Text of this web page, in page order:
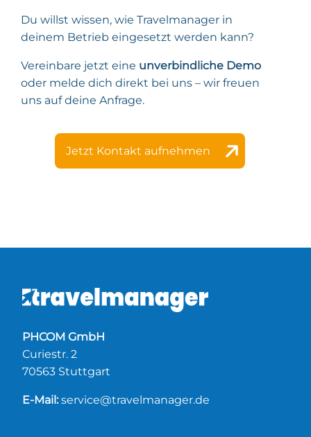
Du willst wissen, wie Travelmanager in
deinem Betrieb eingesetzt werden kann?
Vereinbare jetzt eine unverbindliche Demo
oder melde dich direkt bei uns – wir freuen
uns auf deine Anfrage.
Jetzt Kontakt aufnehmen
PHCOM GmbH
Curiestr. 2
70563 Stuttgart
E-Mail: service@travelmanager.de